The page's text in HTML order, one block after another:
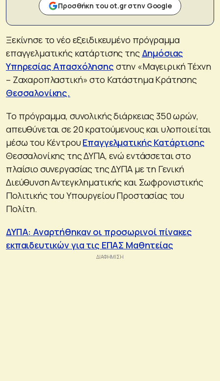
Προσθήκη του ot.gr στην Google
Ξεκίνησε το νέο εξειδικευμένο πρόγραμμα
επαγγελματικής κατάρτισης της Δημόσιας
Υπηρεσίας Απασχόλησης στην «Μαγειρική Τέχνη
– Ζαχαροπλαστική» στο Κατάστημα Κράτησης
Θεσσαλονίκης.
Το πρόγραμμα, συνολικής διάρκειας 350 ωρών,
απευθύνεται σε 20 κρατούμενους και υλοποιείται
μέσω του ΚέντρουΕπαγγελματικής Κατάρτισης
Θεσσαλονίκης της ΔΥΠΑ, ενώ εντάσσεται στο
πλαίσιο συνεργασίας της ΔΥΠΑ με τη Γενική
Διεύθυνση Αντεγκληματικής και Σωφρονιστικής
Πολιτικής του Υπουργείου Προστασίας του
Πολίτη.
ΔΥΠΑ: Αναρτήθηκαν οι προσωρινοί πίνακες
εκπαιδευτικών για τις ΕΠΑΣ Μαθητείας